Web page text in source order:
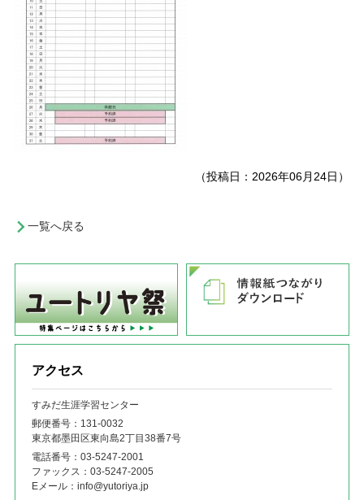
（投稿日：2026年06月24日）
一覧へ戻る
アクセス
すみだ生涯学習センター
郵便番号：131‐0032
東京都墨田区東向島2丁目38番7号
電話番号： 03-5247-2001
ファックス： 03-5247-2005
Eメール： info@yutoriya.jp